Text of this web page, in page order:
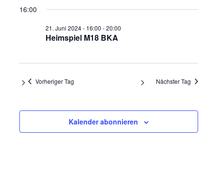
wählen.
16:00
Heimspiel M18 BKA
21. Juni 2024 - 16:00 -20:00
Vorheriger Tag Nächster Tag
Kalender abonnieren